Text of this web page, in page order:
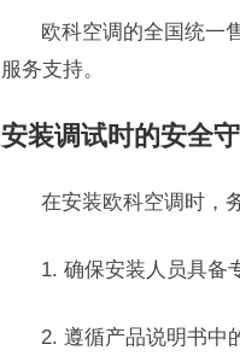
欧科空调的全国统一
服务支持。
安装调试时的安全
在安装欧科空调时，
1. 确保安装人员具备
2. 遵循产品说明书中